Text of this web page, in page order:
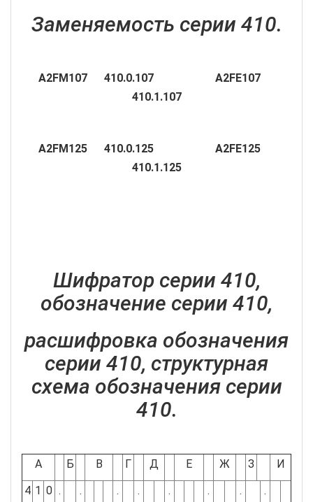
Заменяемость серии 410.
А2FM107 410.0.107 А2FE107
410.1.107
А2FM125 410.0.125 А2FE125
410.1.125
Шифратор серии 410,
обозначение серии 410,
расшифровка обозначения
серии 410, структурная
схема обозначения серии
410.
А Б В Г Д Е Ж З
И
4 1 0 . . . . . . . .